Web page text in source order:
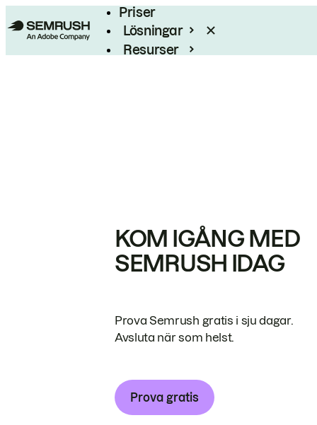
Priser
Lösningar
Resurser
KOM IGÅNG MED
SEMRUSH IDAG
Prova Semrush gratis i sju dagar.
Avsluta när som helst.
Prova gratis